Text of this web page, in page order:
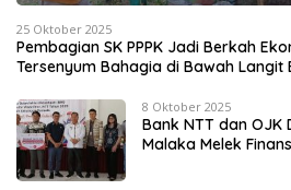
25 Oktober 2025
Pembagian SK PPPK Jadi Berkah
Tersenyum Bahagia di Bawah Langit
8 Oktober 2025
Bank NTT dan OJK
Malaka Melek